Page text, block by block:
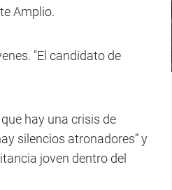
Amplio.
"El candidato de
hay una crisis de
silencios atronadores” y
joven dentro del